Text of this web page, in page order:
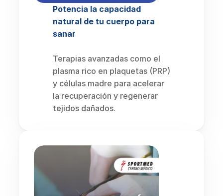
Potencia la capacidad
natural de tu cuerpo para
sanar
Terapias avanzadas como el
plasma rico en plaquetas (PRP)
y células madre para acelerar
la recuperación y regenerar
tejidos dañados.